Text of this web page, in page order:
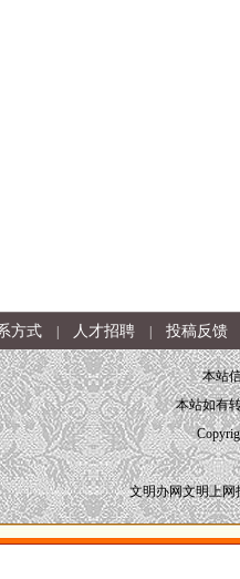
方式 人才招聘 投稿反馈
本站
本站如有
文明办网文明上网